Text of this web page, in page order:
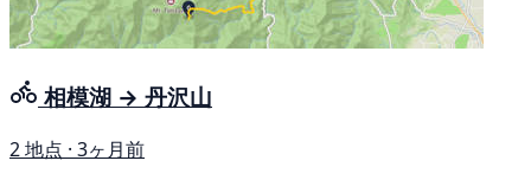
相模湖 → 丹沢山
2 地点 · 3ヶ月前